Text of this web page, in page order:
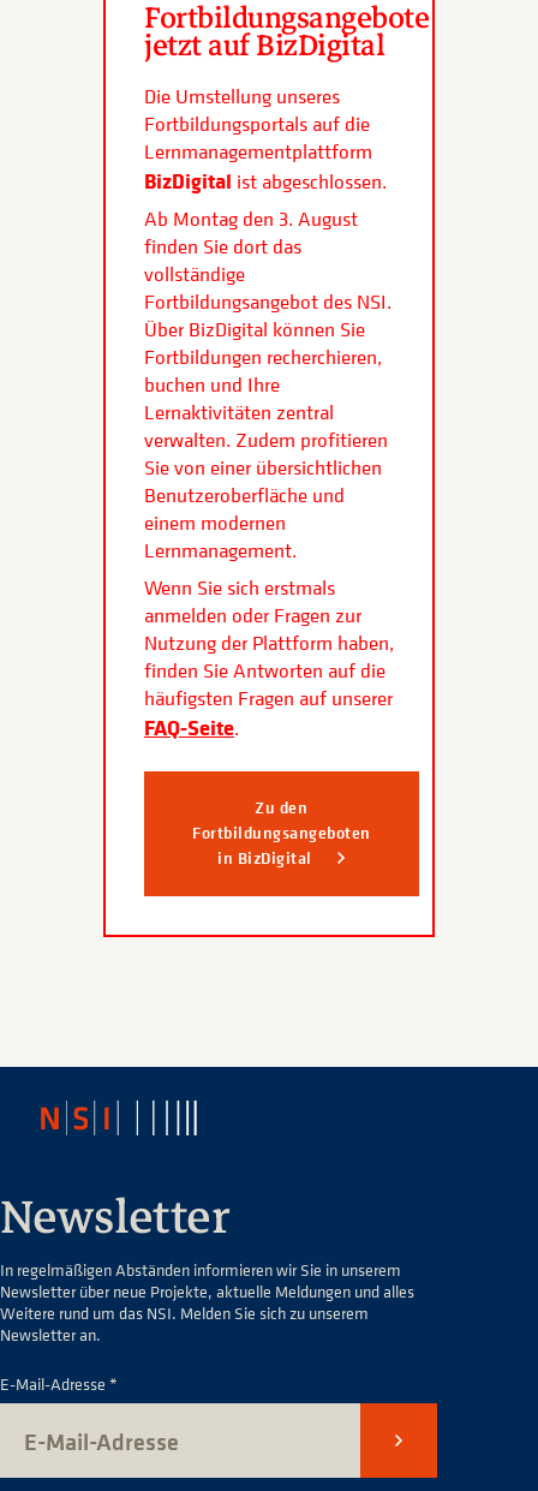
Fortbildungsangebote
jetzt auf BizDigital
Die Umstellung unseres
Fortbildungsportals auf die
Lernmanagementplattform
BizDigital ist abgeschlossen.
Ab Montag den 3. August
finden Sie dort das
vollständige
Fortbildungsangebot des NSI.
Über BizDigital können Sie
Fortbildungen recherchieren,
buchen und Ihre
Lernaktivitäten zentral
verwalten. Zudem profitieren
Sie von einer übersichtlichen
Benutzeroberfläche und
einem modernen
Lernmanagement.
Wenn Sie sich erstmals
anmelden oder Fragen zur
Nutzung der Plattform haben,
finden Sie Antworten auf die
häufigsten Fragen auf unserer
FAQ-Seite.
Zu den
Fortbildungsangeboten
in BizDigital
Newsletter
In regelmäßigen Abständen informieren wir Sie in unserem
Newsletter über neue Projekte, aktuelle Meldungen und alles
Weitere rund um das NSI. Melden Sie sich zu unserem
Newsletter an.
E-Mail-Adresse *
Senden